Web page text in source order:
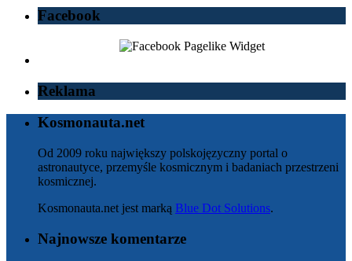
Facebook
Reklama
Kosmonauta.net
Od 2009 roku największy polskojęzyczny portal o
astronautyce, przemyśle kosmicznym i badaniach przestrzeni
kosmicznej.
Kosmonauta.net jest marką Blue Dot Solutions.
Najnowsze komentarze